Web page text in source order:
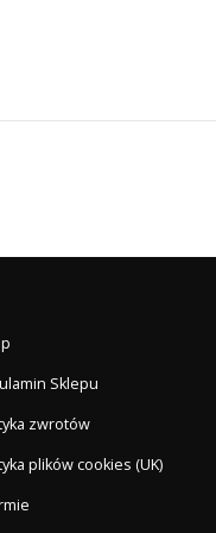
Sklepu
zwrotów
plików cookies (UK)